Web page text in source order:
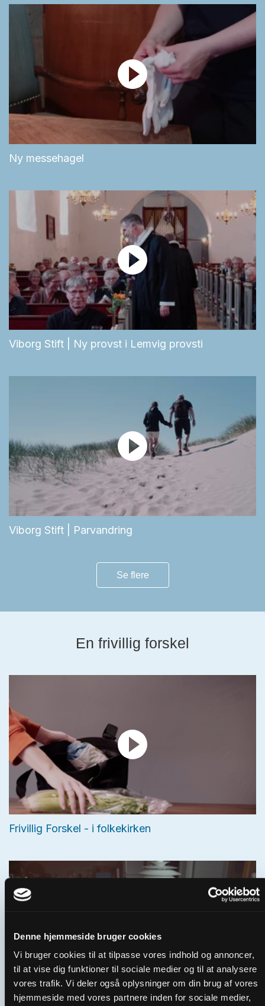
Denne hjemmeside bruger cookies
Vi bruger cookies til at tilpasse vores indhold og annoncer,
til at vise dig funktioner til sociale medier og til at analysere
vores trafik. Vi deler også oplysninger om din brug af vores
hjemmeside med vores partnere inden for sociale medier,
Ny messehagel
Viborg Stift | Ny provst i Lemvig provsti
Viborg Stift | Parvandring
Se flere
En frivillig forskel
Frivillig Forskel - i folkekirken